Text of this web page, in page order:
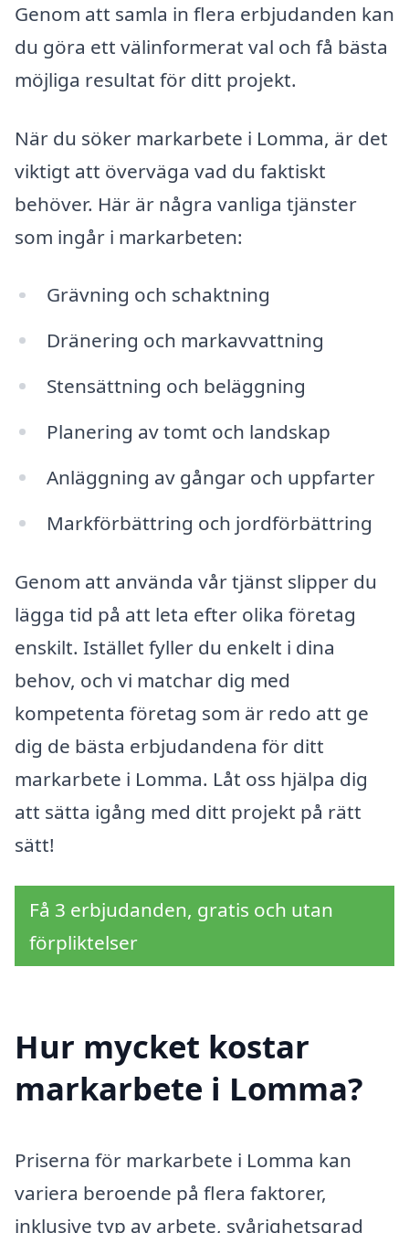
Genom att samla in flera erbjudanden kan
du göra ett välinformerat val och få bästa
möjliga resultat för ditt projekt.
När du söker markarbete i Lomma, är det
viktigt att överväga vad du faktiskt
behöver. Här är några vanliga tjänster
som ingår i markarbeten:
Grävning och schaktning
Dränering och markavvattning
Stensättning och beläggning
Planering av tomt och landskap
Anläggning av gångar och uppfarter
Markförbättring och jordförbättring
Genom att använda vår tjänst slipper du
lägga tid på att leta efter olika företag
enskilt. Istället fyller du enkelt i dina
behov, och vi matchar dig med
kompetenta företag som är redo att ge
dig de bästa erbjudandena för ditt
markarbete i Lomma. Låt oss hjälpa dig
att sätta igång med ditt projekt på rätt
sätt!
Få 3 erbjudanden, gratis och utan
förpliktelser
Hur mycket kostar
markarbete i Lomma?
Priserna för markarbete i Lomma kan
variera beroende på flera faktorer,
inklusive typ av arbete, svårighetsgrad